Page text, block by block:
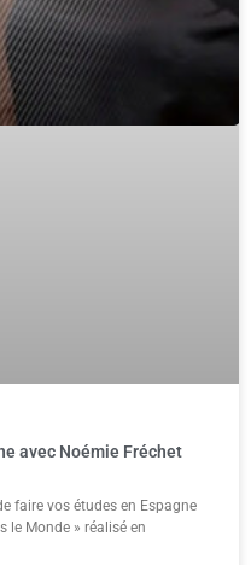
avec Noémie Fréchet
faire vos études en Espagne
le Monde » réalisé en